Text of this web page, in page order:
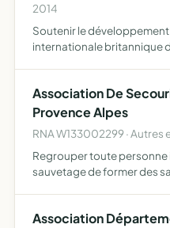
2014
Soutenir le
internationale britannique
Association De
Provence Alpes
RNA W133002299 · Autres
Regrouper toute
sauvetage de former des
Association